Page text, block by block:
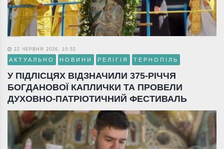
22 ЧЕРВНЯ 2026, 10:52
АКТУАЛЬНО НОВИНИ РЕЛІГІЯ ТЕРНОПІЛЬ
У ПІДЛІСЦЯХ ВІДЗНАЧИЛИ 375-РІЧЧЯ
БОГДАНОВОЇ КАПЛИЧКИ ТА ПРОВЕЛИ
ДУХОВНО-ПАТРІОТИЧНИЙ ФЕСТИВАЛЬ